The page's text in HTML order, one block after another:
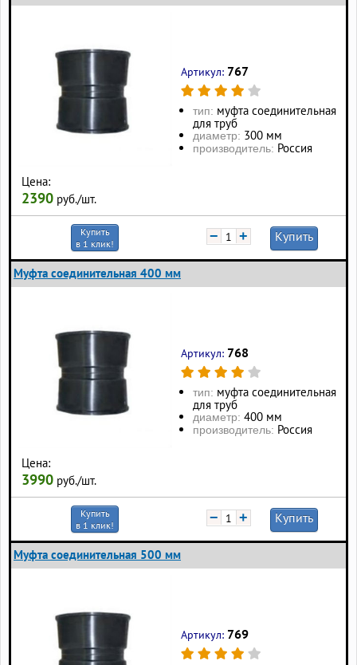
Цена:
2390 руб./шт.
Артикул: 767
тип: муфта соединительная
для труб
диаметр: 300 мм
производитель: Россия
Купить
в 1 клик!
− + Купить
Муфта соединительная 400 мм
Цена:
3990 руб./шт.
Артикул: 768
тип: муфта соединительная
для труб
диаметр: 400 мм
производитель: Россия
Купить
в 1 клик!
− + Купить
Муфта соединительная 500 мм
Артикул: 769